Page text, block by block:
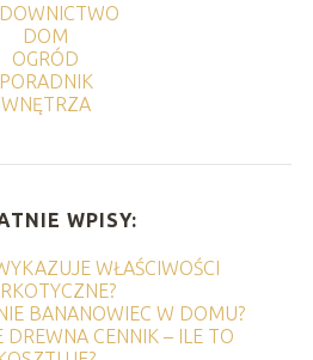
DOM
OGRÓD
PORADNIK
WNĘTRZA
WPISY:
WŁAŚCIWOŚCI
BANANOWIEC W DOMU?
DREWNA CENNIK – ILE TO